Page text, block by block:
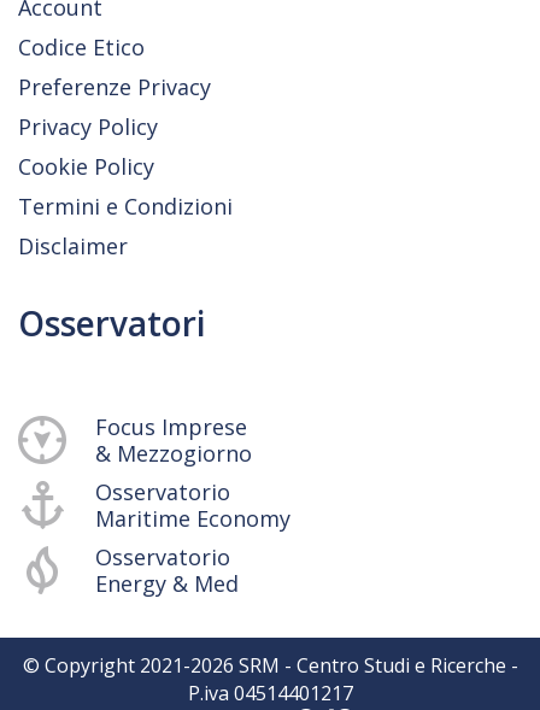
Account
Codice Etico
Preferenze Privacy
Privacy Policy
Cookie Policy
Termini e Condizioni
Disclaimer
Osservatori
Focus Imprese
& Mezzogiorno
Osservatorio
Maritime Economy
Osservatorio
Energy & Med
© Copyright 2021-2026 SRM - Centro Studi e Ricerche -
P.iva 04514401217